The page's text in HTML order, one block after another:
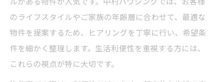
のライフスタイルやご家族の年齢層に合わせて、最適な
物件を提案するため、ヒアリングを丁寧に行い、希望条
件を細かく整理します。生活利便性を重視する方には、
これらの視点が特に大切です。